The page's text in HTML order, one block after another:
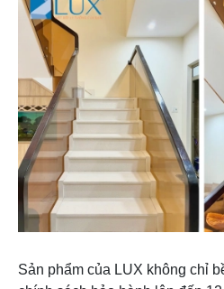
Sản phẩm của LUX không chỉ